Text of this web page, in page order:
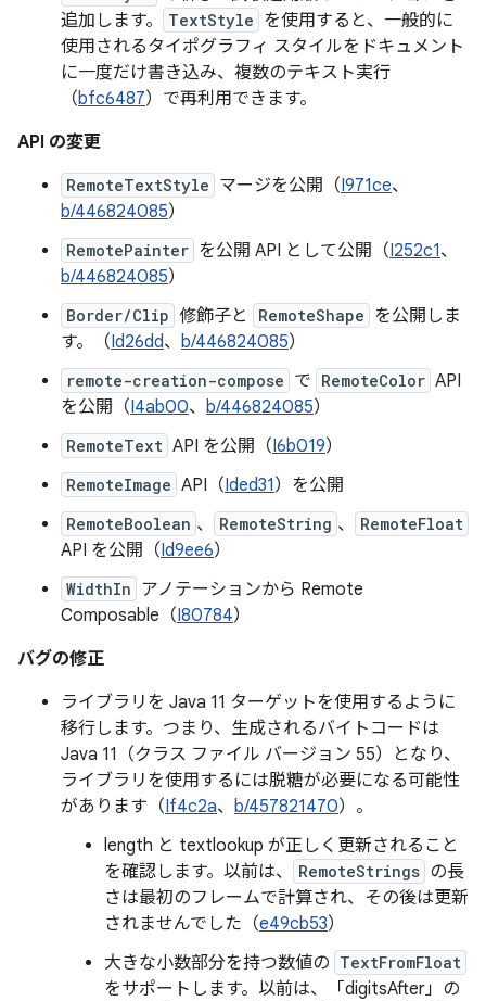
追加します。
TextStyle を使用すると、一般的に
使用されるタイポグラフィ スタイルをドキュメント
に一度だけ書き込み、複数のテキスト実行
（bfc6487）で再利用できます。
API の変更
RemoteTextStyle マージを公開（I971ce、
b/446824085）
RemotePainter を公開 API として公開（I252c1、
b/446824085）
Border/Clip 修飾子と RemoteShape を公開しま
す。（Id26dd、 b/446824085）
remote-creation-compose で RemoteColor API
を公開（I4ab00、 b/446824085）
RemoteText API を公開（I6b019）
RemoteImage API（Ided31）を公開
RemoteBoolean 、 RemoteString 、 RemoteFloat
API を公開（Id9ee6）
WidthIn アノテーションから Remote
Composable（I80784）
バグの修正
ライブラリを Java 11 ターゲットを使用するように
移行します。つまり、生成されるバイトコードは
Java 11（クラス ファイル バージョン 55）となり、
ライブラリを使用するには脱糖が必要になる可能性
があります（If4c2a、 b/457821470）。
length と textlookup が正しく更新されること
を確認します。以前は、
RemoteStrings の長
さは最初のフレームで計算され、その後は更新
されませんでした（e49cb53）
大きな小数部分を持つ数値の TextFromFloat
をサポートします。以前は、「digitsAfter」の